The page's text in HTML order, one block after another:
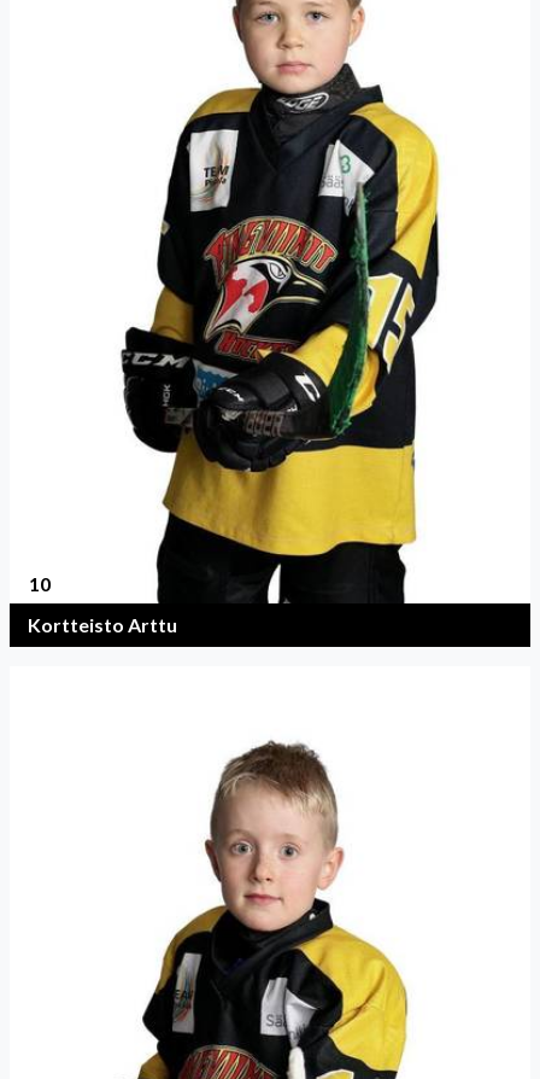
10
Kortteisto Arttu